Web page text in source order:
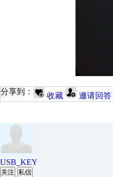
分享到： 收藏 邀请回答
USB_KEY
关注 私信